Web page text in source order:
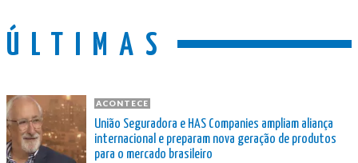
ÚLTIMAS
ACONTECE
União Seguradora e HAS Companies ampliam aliança
internacional e preparam nova geração de produtos
para o mercado brasileiro